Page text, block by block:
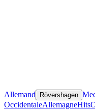
Allemand Rövershagen
OccidentaleAllemagneHits